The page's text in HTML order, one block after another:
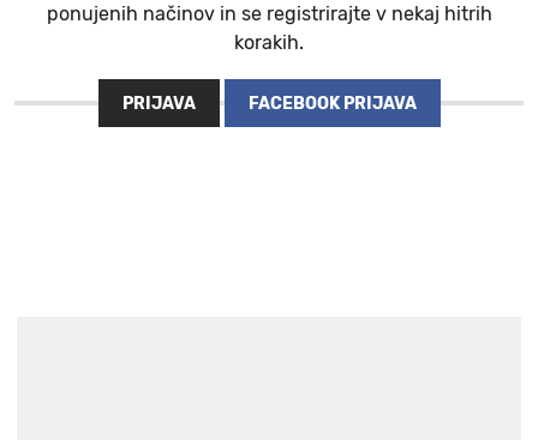
ponujenih načinov in se registrirajte v nekaj hitrih
korakih.
PRIJAVA FACEBOOK PRIJAVA